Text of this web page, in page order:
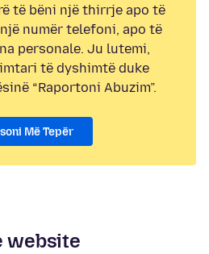
të bëni një thirrje apo të
numër telefoni, apo të
personale. Ju lutemi,
të dyshimtë duke
“Raportoni Abuzim”.
Më Tepër
website